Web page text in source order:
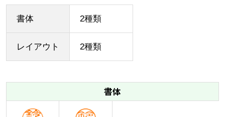
書体 2種類
レイアウト 2種類
書体